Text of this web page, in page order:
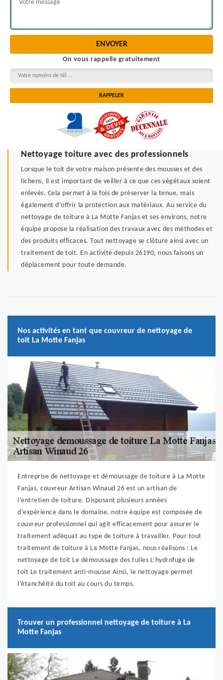
On vous rappelle gratuitement
Nettoyage toiture avec des professionnels
Lorsque le toit de votre maison présente des mousses et des
lichens, il est important de veiller à ce que ces végétaux soient
enlevés. Cela permet à la fois de préserver la tenue, mais
également d’offrir la protection aux matériaux. Au service du
nettoyage de toiture à La Motte Fanjas et ses environs, notre
équipe propose la réalisation des travaux avec des méthodes et
des produits efficaces. Tout nettoyage se clôture ainsi avec un
traitement de toit. En activité depuis 26190, nous faisons un
déplacement pour toute demande.
Nos activités en tant que couvreur de nettoyage de
toit La Motte Fanjas
Entreprise de nettoyage et démoussage de toiture à La Motte
Fanjas, couvreur Artisan Winaud 26 est un artisan de
l’entretien de toiture. Disposant plusieurs années
d’expérience dans le domaine, notre équipe est composée de
couvreur professionnel qui agit efficacement pour assurer le
traitement adéquat au type de toiture à travailler. Pour tout
traitement de toiture à La Motte Fanjas, nous réalisons : Le
nettoyage de toit Le démoussage des tuiles L’hydrofuge de
toit Le traitement anti-mousse Ainsi, le nettoyage permet
l’étanchéité du toit au cours du temps.
Trouver un professionnel nettoyage de toiture à La
Motte Fanjas